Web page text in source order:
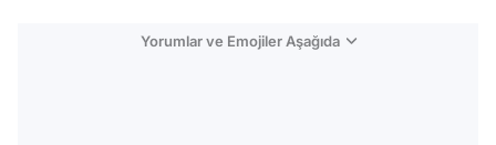
Yorumlar ve Emojiler Aşağıda